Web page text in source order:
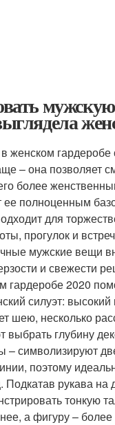
женском гардеробе
– она позволяет
более
ее полноценным
для
прогулок и
мужские вещи
и свежести
гардеробе 2020
силуэт: высокий
шею, несколько
выбрать глубину
– символизируют
поэтому
рукава
тонкую
а фигуру – более